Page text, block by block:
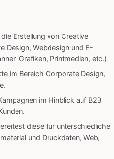
Erstellung von Creative
Design, Webdesign und E-
Grafiken, Printmedien, etc.)
im Bereich Corporate Design,
im Hinblick auf B2B
diese für unterschiedliche
und Druckdaten, Web,